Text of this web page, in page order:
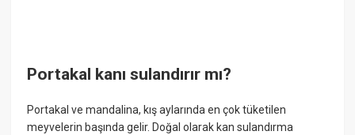
Portakal kanı sulandırır mı?
Portakal ve mandalina, kış aylarında en çok tüketilen
meyvelerin başında gelir. Doğal olarak kan sulandırma